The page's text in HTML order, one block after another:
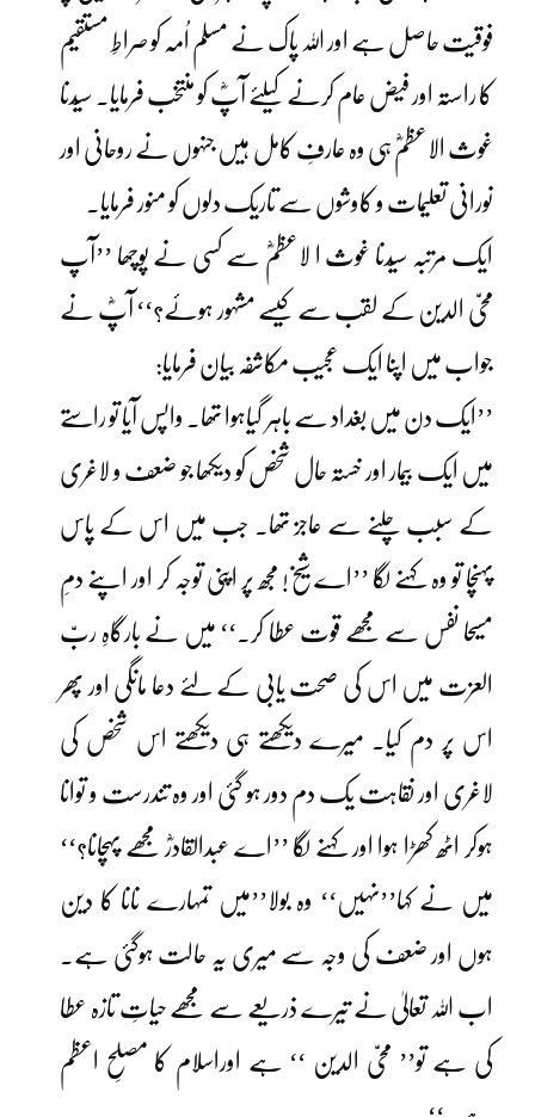
فوقیت حاصل ہے اور اللہ پاک نے مسلم اُمہ کو صراطِ مستقیم
کا راستہ اور فیض عام کرنے کیلئے آپؓ کو منتخب فرمایا۔ سیّدنا
غوث الاعظمؓ ہی وہ عارفِ کامل ہیں جنہوں نے روحانی اور
نورانی تعلیمات و کاوشوں سے تاریک دلوں کو منور فرمایا۔
ایک مرتبہ سیّدنا غوث ا لاعظمؓ سے کسی نے پوچھا ’’آپ
محیّ الدین کے لقب سے کیسے مشہور ہوئے؟‘‘ آپؓ نے
جواب میں اپنا ایک عجیب مکاشفہ بیان فرمایا:
’’ایک دن میں بغداد سے باہر گیاہوا تھا۔ واپس آیا تو راستے
میں ایک بیمار اور خستہ حال شخص کو دیکھا جو ضعف و لاغری
کے سبب چلنے سے عاجز تھا۔ جب میں اس کے پاس
پہنچا تو وہ کہنے لگا ’’اے شیخ! مجھ پر اپنی توجہ کر اور اپنے دمِ
مسیحا نفس سے مجھے قوت عطا کر۔‘‘ میں نے بارگاہِ ربّ
العزت میں اس کی صحت یابی کے لئے دعا مانگی اور پھر
اس پر دم کیا۔ میرے دیکھتے ہی دیکھتے اس شخص کی
لاغری اور نقاہت یک دم دور ہو گئی اور وہ تندرست و توانا
ہوکر اٹھ کھڑا ہوا اور کہنے لگا ’’اے عبدالقادرؓ مجھے پہچانا؟‘‘
میں نے کہا’’نہیں‘‘ وہ بولا’’میں تمہارے نانا کا دین
ہوں اور ضعف کی وجہ سے میری یہ حالت ہوگئی ہے۔
اب اللہ تعالیٰ نے تیرے ذریعے سے مجھے حیاتِ تازہ عطا
کی ہے تو’’ محیّ الدین ‘‘ ہے اوراسلام کا مصلحِ اعظم